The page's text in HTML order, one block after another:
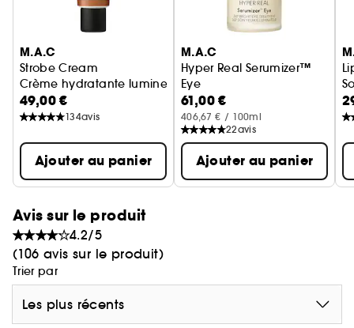
Ophtalmologiquement et dermatologiquement
testé. Ne cause pas d'acné.
Pourquoi on aime cette crème instantanée pour
les yeux ?
- Hydrate
- Réduit l'apparence des rides et des ridules
- Réduit l'apparence des cernes
- Raffermit
- Testé par des dermatologues
- Non-comédogène
M.A.C
Strobe Cream
Crème hydratante lumineuse
49,00 €
134avis
Ajouter au panier
M.A.C
Hyper Real Serumizer™
Eye
Soin contour des yeux 360°
61,00 €
406,67 € / 100ml
22avis
Ajouter au panier
Avis sur le produit
4.2/5
(106 avis sur le produit)
Trier par
Les plus récents